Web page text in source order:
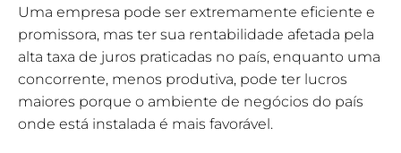
Uma empresa pode ser extremamente eficiente e
promissora, mas ter sua rentabilidade afetada pela
alta taxa de juros praticadas no país, enquanto uma
concorrente, menos produtiva, pode ter lucros
maiores porque o ambiente de negócios do país
onde está instalada é mais favorável.